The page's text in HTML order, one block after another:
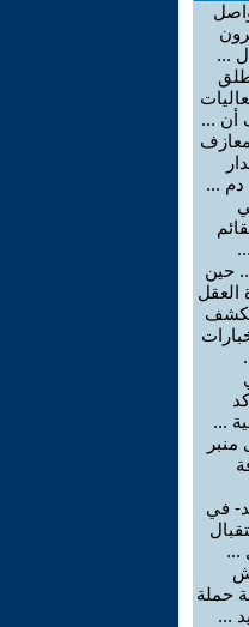
...
أن ...
...
حين
العقل
تكشف
...
في
...
حملة
...